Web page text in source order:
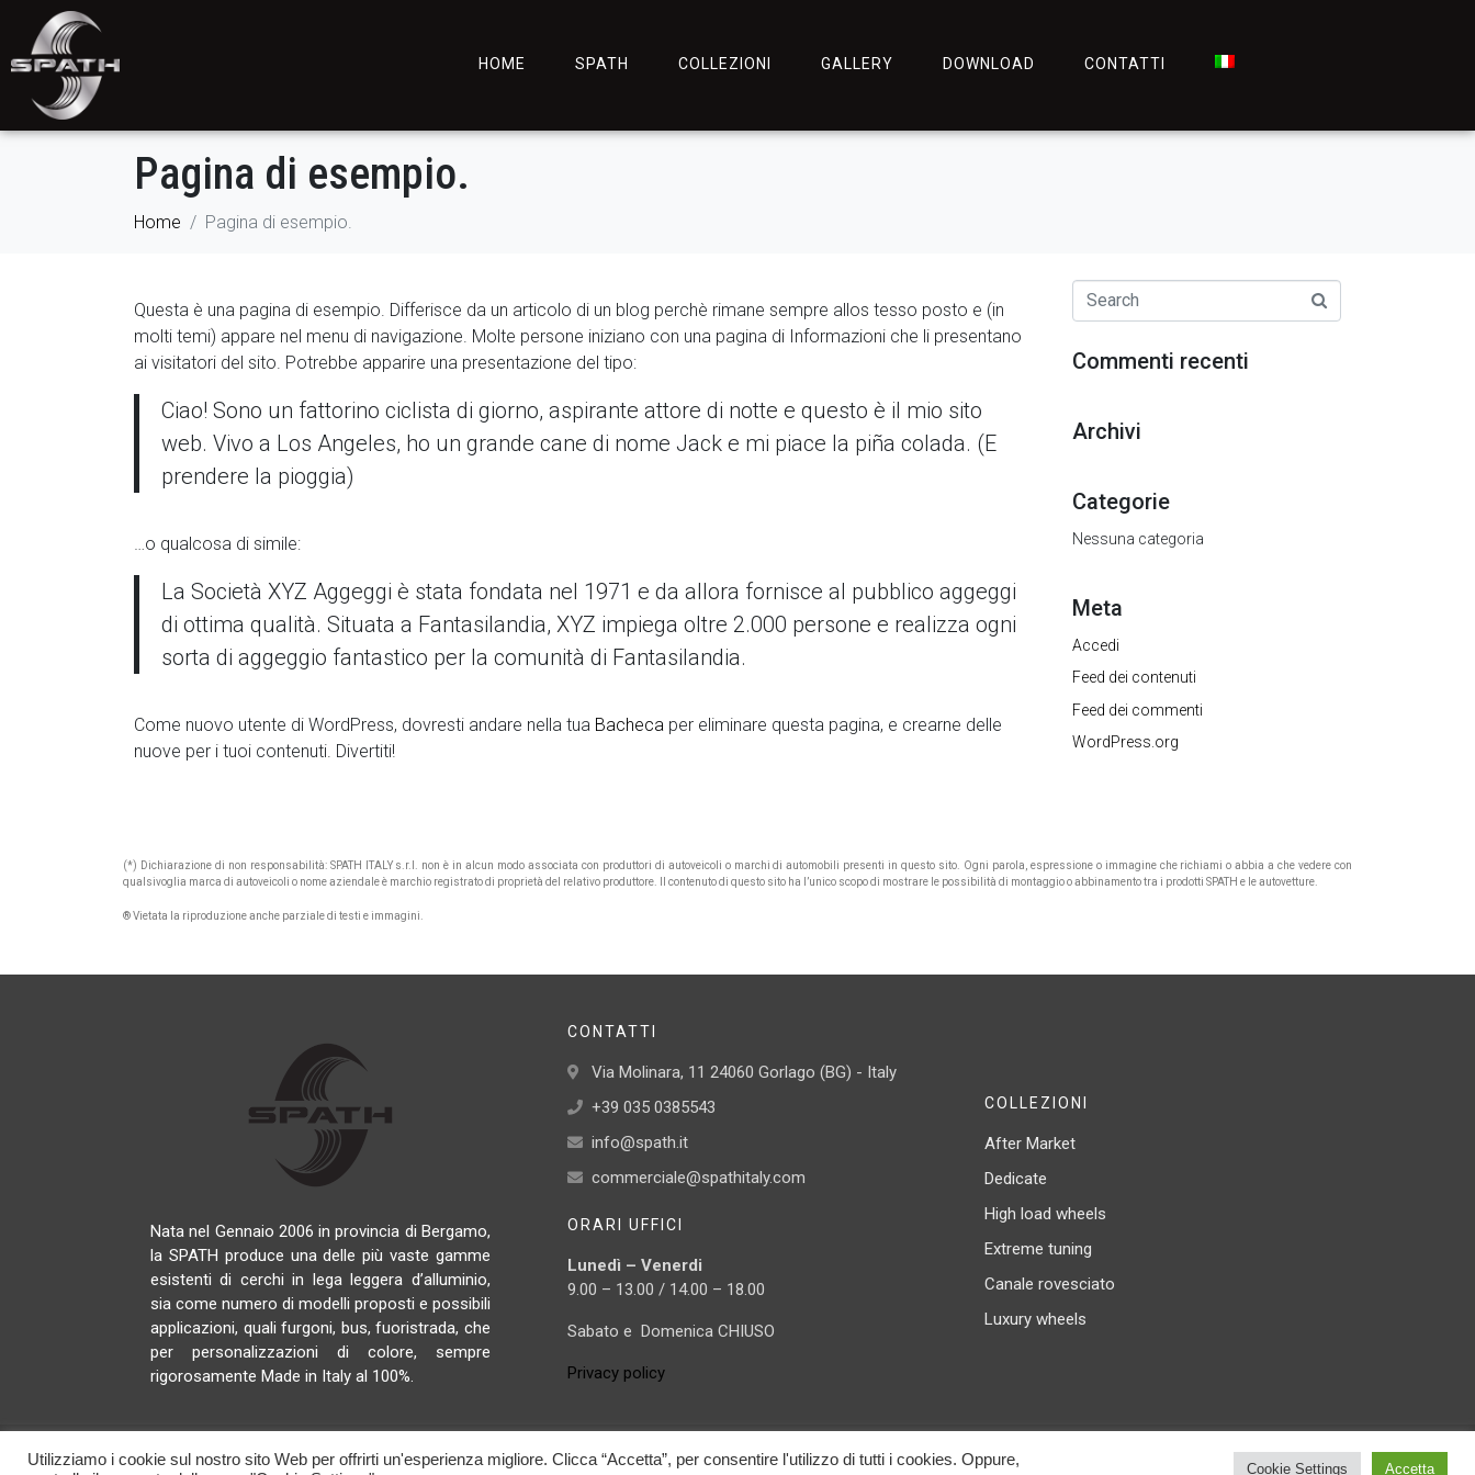
HOME SPATH COLLEZIONI GALLERY DOWNLOAD CONTATTI
Pagina di esempio.
Home Pagina di esempio.
Questa è una pagina di esempio. Differisce da un articolo di un blog perchè rimane sempre allos tesso posto e (in
molti temi) appare nel menu di navigazione. Molte persone iniziano con una pagina di Informazioni che li presentano
ai visitatori del sito. Potrebbe apparire una presentazione del tipo:
Ciao! Sono un fattorino ciclista di giorno, aspirante attore di notte e questo è il mio sito
web. Vivo a Los Angeles, ho un grande cane di nome Jack e mi piace la piña colada. (E
prendere la pioggia)
…o qualcosa di simile:
La Società XYZ Aggeggi è stata fondata nel 1971 e da allora fornisce al pubblico aggeggi
di ottima qualità. Situata a Fantasilandia, XYZ impiega oltre 2.000 persone e realizza ogni
sorta di aggeggio fantastico per la comunità di Fantasilandia.
Come nuovo utente di WordPress, dovresti andare nella tua Bacheca per eliminare questa pagina, e crearne delle
nuove per i tuoi contenuti. Divertiti!
Commenti recenti
Archivi
Categorie
Nessuna categoria
Meta
Accedi
Feed dei contenuti
Feed dei commenti
WordPress.org
(*) Dichiarazione di non responsabilità: SPATH ITALY s.r.l. non è in alcun modo associata con produttori di autoveicoli o marchi di automobili presenti in questo sito. Ogni parola, espressione o immagine che richiami o abbia a che vedere con
qualsivoglia marca di autoveicoli o nome aziendale è marchio registrato di proprietà del relativo produttore. Il contenuto di questo sito ha l’unico scopo di mostrare le possibilità di montaggio o abbinamento tra i prodotti SPATH e le autovetture.
® Vietata la riproduzione anche parziale di testi e immagini.
Nata nel Gennaio 2006 in provincia di Bergamo,
la SPATH produce una delle più vaste gamme
esistenti di cerchi in lega leggera d’alluminio,
sia come numero di modelli proposti e possibili
applicazioni, quali furgoni, bus, fuoristrada, che
per personalizzazioni di colore, sempre
rigorosamente Made in Italy al 100%.
CONTATTI
Via Molinara, 11 24060 Gorlago (BG) - Italy
+39 035 0385543
info@spath.it
commerciale@spathitaly.com
ORARI UFFICI
Lunedì – Venerdi
9.00 – 13.00 / 14.00 – 18.00
Sabato e Domenica CHIUSO
Privacy policy
COLLEZIONI
After Market
Dedicate
High load wheels
Extreme tuning
Canale rovesciato
Luxury wheels
© 2025 Spath Italy Srl. All rights reserved. C.F. / P.IVA 04468310166 | By Duemilacom S.r.l.
Utilizziamo i cookie sul nostro sito Web per offrirti un'esperienza migliore. Clicca “Accetta”, per consentire l'utilizzo di tutti i cookies. Oppure,
Cookie Settings Accetta